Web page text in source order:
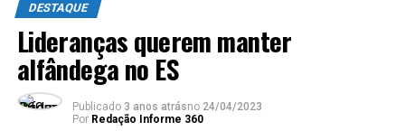
transformações ao longo do tempo. De acordo com o
palestrante, as usinas hidroelétricas já possuem a sua
sustentabilidade questionada por especialistas diante de
tantas novas possibilidades. “Quando a gente fala de
cidades inteligentes, a gente também fala da forma
como nós estamos utilizando a fonte de energia elétrica.
DESTAQUE
Lideranças querem manter
alfândega no ES
Publicado 3 anos atrásno 24/04/2023
Por Redação Informe 360